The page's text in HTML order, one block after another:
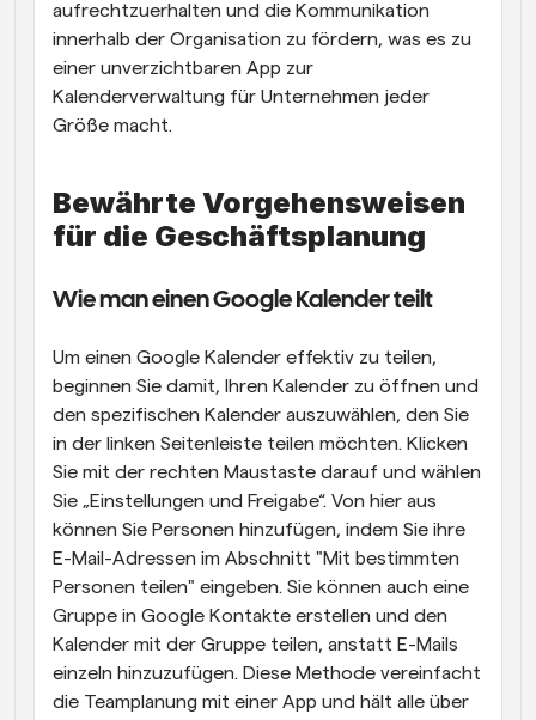
passiert
aufrechtzuerhalten und die Kommunikation
innerhalb der Organisation zu fördern, was es zu
einer unverzichtbaren App zur
Kalenderverwaltung für Unternehmen jeder
Größe macht.
Bewährte Vorgehensweisen
für die Geschäftsplanung
Wie man einen Google Kalender teilt
Um einen Google Kalender effektiv zu teilen,
beginnen Sie damit, Ihren Kalender zu öffnen und
den spezifischen Kalender auszuwählen, den Sie
in der linken Seitenleiste teilen möchten. Klicken
Sie mit der rechten Maustaste darauf und wählen
Sie „Einstellungen und Freigabe“. Von hier aus
können Sie Personen hinzufügen, indem Sie ihre
E-Mail-Adressen im Abschnitt "Mit bestimmten
Personen teilen" eingeben. Sie können auch eine
Gruppe in Google Kontakte erstellen und den
Kalender mit der Gruppe teilen, anstatt E-Mails
einzeln hinzuzufügen. Diese Methode vereinfacht
die Teamplanung mit einer App und hält alle über